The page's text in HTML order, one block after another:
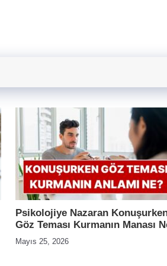
Psikolojiye Nazaran
Göz Teması Kurmanın Manası
Mayıs 25, 2026